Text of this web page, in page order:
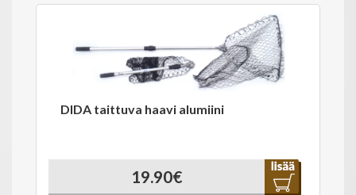
DIDA taittuva haavi alumiini
19.90€